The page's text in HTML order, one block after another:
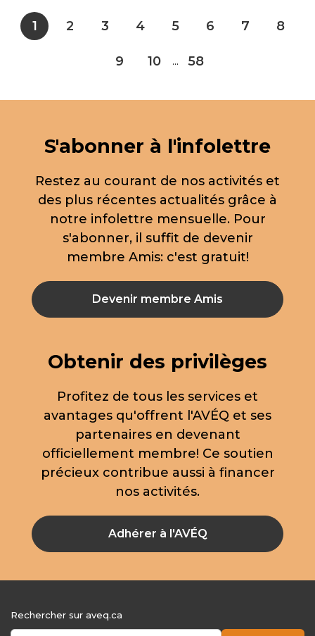
1 2 3 4 5 6 7 8
9 10 ... 58
S'abonner à l'infolettre
Restez au courant de nos activités et
des plus récentes actualités grâce à
notre infolettre mensuelle. Pour
s'abonner, il suffit de devenir
membre Amis: c'est gratuit!
Devenir membre Amis
Obtenir des privilèges
Profitez de tous les services et
avantages qu'offrent l'AVÉQ et ses
partenaires en devenant
officiellement membre! Ce soutien
précieux contribue aussi à financer
nos activités.
Adhérer à l'AVÉQ
Rechercher sur aveq.ca